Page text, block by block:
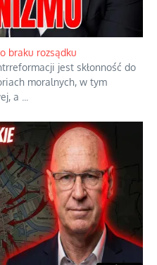
katastrofą
we wspólnocie.